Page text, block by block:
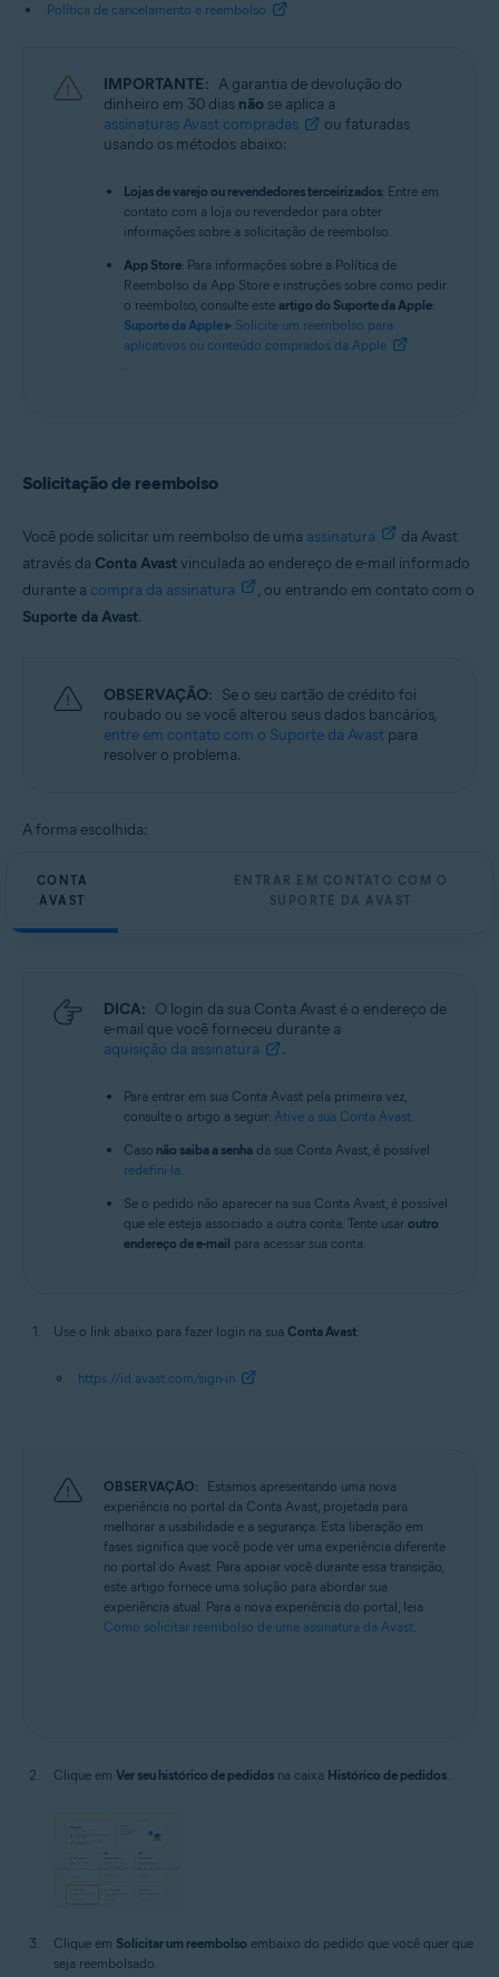
Política de cancelamento e reembolso
IMPORTANTE: A garantia de devolução do
dinheiro em 30 dias não se aplica a
assinaturas Avast compradas
ou faturadas
usando os métodos abaixo:
Lojas de varejo ou revendedores terceirizados: Entre em
contato com a loja ou revendedor para obter
informações sobre a solicitação de reembolso.
App Store: Para informações sobre a Política de
Reembolso da App Store e instruções sobre como pedir
o reembolso, consulte este artigo do Suporte da Apple:
Suporte da Apple ▸ Solicite um reembolso para
aplicativos ou conteúdo comprados da Apple
.
Solicitação de reembolso
Você pode solicitar um reembolso de uma assinatura
da Avast
através da Conta Avastvinculada ao endereço de e-mail informado
durante a compra da assinatura
, ou entrando em contato com o
Suporte da Avast.
OBSERVAÇÃO: Se o seu cartão de crédito foi
roubado ou se você alterou seus dados bancários,
entre em contato com o Suporte da Avast para
resolver o problema.
A forma escolhida:
CONTA
AVAST
ENTRAR EM CONTATO COM O
SUPORTE DA AVAST
DICA: O login da sua Conta Avast é o endereço de
e-mail que você forneceu durante a
aquisição da assinatura
.
Para entrar em sua Conta Avast pela primeira vez,
consulte o artigo a seguir: Ative a sua Conta Avast.
Caso não saiba a senha da sua Conta Avast, é possível
redefini-la.
Se o pedido não aparecer na sua Conta Avast, é possível
que ele esteja associado a outra conta. Tente usar outro
endereço de e-mail para acessar sua conta.
Use o link abaixo para fazer login na sua Conta Avast:
https://id.avast.com/sign-in
OBSERVAÇÃO:
Estamos apresentando uma nova
experiência no portal da Conta Avast, projetada para
melhorar a usabilidade e a segurança. Esta liberação em
fases significa que você pode ver uma experiência diferente
no portal do Avast. Para apoiar você durante essa transição,
este artigo fornece uma solução para abordar sua
experiência atual. Para a nova experiência do portal, leia
Como solicitar reembolso de uma assinatura da Avast.
Clique em Ver seu histórico de pedidos na caixa Histórico de pedidos.
Clique em Solicitar um reembolso embaixo do pedido que você quer que
seja reembolsado.